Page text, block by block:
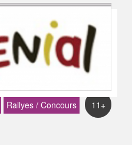
Rallyes / Concours 11+